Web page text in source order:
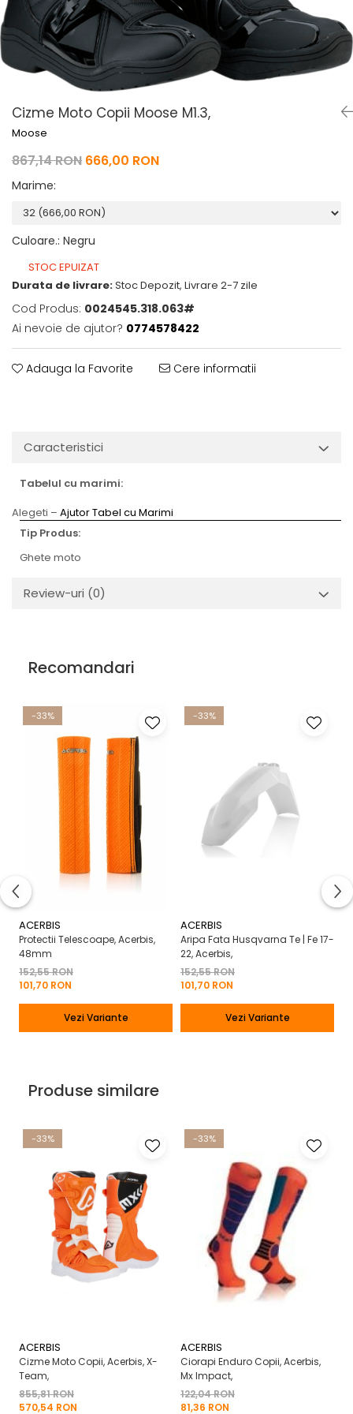
Pelerine de ploaie
Protectii
Rucsac/Borseta
Tricou / Geci / Termic
Roti/Accesorii
Ambreiaj
Evacuare
Cabluri si Conducte
Uleiuri si Lubrifianti
Filtre
Suspensii
Transmisie
Cizme Moto Copii Moose M1.3,
Moose
867,14 RON 666,00 RON
Marime:
Culoare.: Negru
STOC EPUIZAT
Durata de livrare:Stoc Depozit, Livrare 2-7 zile
Cod Produs: 0024545.318.063#
Ai nevoie de ajutor? 0774578422
Adauga la Favorite Cere informatii
Caracteristici
Tabelul cu marimi:
Alegeti – Ajutor Tabel cu Marimi
Tip Produs:
Ghete moto
Review-uri (0)
Recomandari
-33%
ACERBIS
Protectii Telescoape, Acerbis,
48mm
152,55 RON
101,70 RON
Vezi Variante
-33%
ACERBIS
Aripa Fata Husqvarna Te | Fe 17-
22, Acerbis,
152,55 RON
101,70 RON
Vezi Variante
Produse similare
-33%
ACERBIS
Cizme Moto Copii, Acerbis, X-
Team,
855,81 RON
570,54 RON
-33%
ACERBIS
Ciorapi Enduro Copii, Acerbis,
Mx Impact,
122,04 RON
81,36 RON